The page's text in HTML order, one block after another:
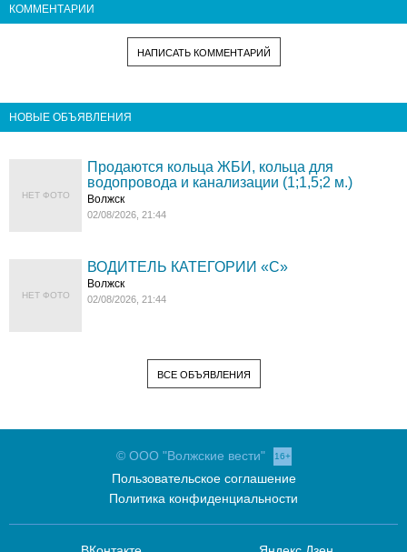
КОММЕНТАРИИ
НАПИСАТЬ КОММЕНТАРИЙ
НОВЫЕ ОБЪЯВЛЕНИЯ
НЕТ ФОТО
Продаются кольца ЖБИ, кольца для
водопровода и канализации (1;1,5;2 м.)
Волжск
02/08/2026, 21:44
НЕТ ФОТО
ВОДИТЕЛЬ КАТЕГОРИИ «C»
Волжск
02/08/2026, 21:44
ВСЕ ОБЪЯВЛЕНИЯ
© ООО "Волжские вести" 16+
Пользовательское соглашение
Политика конфиденциальности